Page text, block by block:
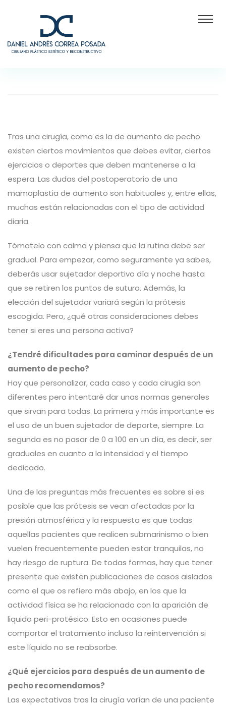
Tras una cirugía, como es la de aumento de pecho
existen ciertos movimientos que debes evitar, ciertos
ejercicios o deportes que deben mantenerse a la
espera. Las dudas del postoperatorio de una
mamoplastia de aumento son habituales y, entre ellas,
muchas están relacionadas con el tipo de actividad
diaria.
Tómatelo con calma y piensa que la rutina debe ser
gradual. Para empezar, como seguramente ya sabes,
deberás usar sujetador deportivo día y noche hasta
que se retiren los puntos de sutura. Además, la
elección del sujetador variará según la prótesis
escogida. Pero, ¿qué otras consideraciones debes
tener si eres una persona activa?
¿Tendré dificultades para caminar después de un
aumento de pecho?
Hay que personalizar, cada caso y cada cirugía son
diferentes pero intentaré dar unas normas generales
que sirvan para todas. La primera y más importante es
el uso de un buen sujetador de deporte, siempre. La
segunda es no pasar de 0 a 100 en un día, es decir, ser
graduales en cuanto a la intensidad y el tiempo
dedicado.
Una de las preguntas más frecuentes es sobre si es
posible que las prótesis se vean afectadas por la
presión atmosférica y la respuesta es que todas
aquellas pacientes que realicen submarinismo o bien
vuelen frecuentemente pueden estar tranquilas, no
hay riesgo de ruptura. De todas formas, hay que tener
presente que existen publicaciones de casos aislados
como el que os refiero más abajo, en los que la
actividad física se ha relacionado con la aparición de
liquido peri-protésico. Esto en ocasiones puede
comportar el tratamiento incluso la reintervención si
este líquido no se reabsorbe.
¿Qué ejercicios para después de un aumento de
pecho recomendamos?
Las expectativas tras la cirugía varían de una paciente